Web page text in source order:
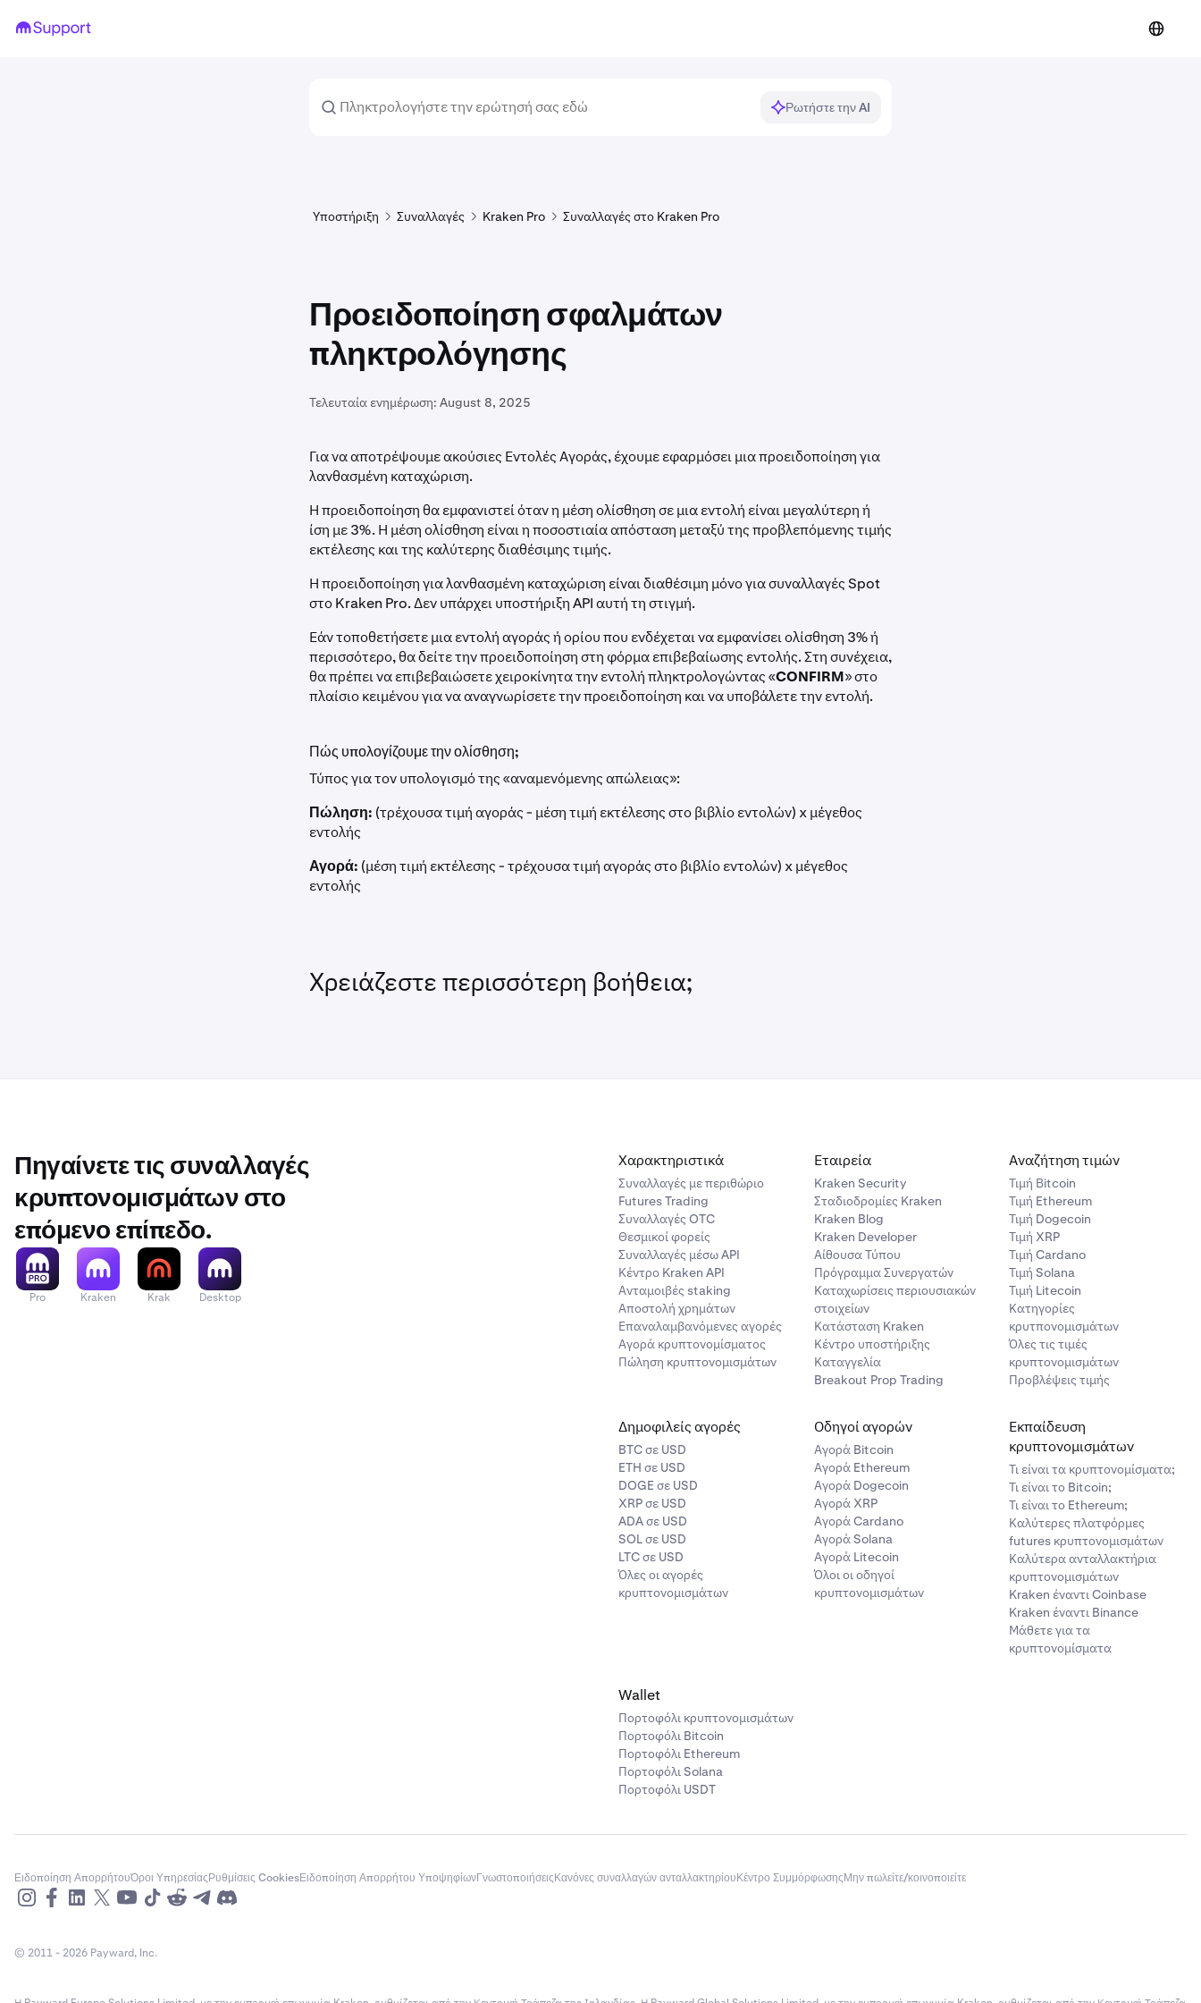
Ρωτήστε την AI
Υποστήριξη Συναλλαγές Kraken Pro Συναλλαγές στο Kraken Pro
Προειδοποίηση σφαλμάτων
πληκτρολόγησης
Τελευταία ενημέρωση: August 8, 2025
Για να αποτρέψουμε ακούσιες Εντολές Αγοράς, έχουμε εφαρμόσει μια προειδοποίηση για
λανθασμένη καταχώριση.
Η προειδοποίηση θα εμφανιστεί όταν η μέση ολίσθηση σε μια εντολή είναι μεγαλύτερη ή
ίση με 3%. Η μέση ολίσθηση είναι η ποσοστιαία απόσταση μεταξύ της προβλεπόμενης τιμής
εκτέλεσης και της καλύτερης διαθέσιμης τιμής.
Η προειδοποίηση για λανθασμένη καταχώριση είναι διαθέσιμη μόνο για συναλλαγές Spot
στο Kraken Pro. Δεν υπάρχει υποστήριξη API αυτή τη στιγμή.
Εάν τοποθετήσετε μια εντολή αγοράς ή ορίου που ενδέχεται να εμφανίσει ολίσθηση 3% ή
περισσότερο, θα δείτε την προειδοποίηση στη φόρμα επιβεβαίωσης εντολής. Στη συνέχεια,
θα πρέπει να επιβεβαιώσετε χειροκίνητα την εντολή πληκτρολογώντας «CONFIRM» στο
πλαίσιο κειμένου για να αναγνωρίσετε την προειδοποίηση και να υποβάλετε την εντολή.
Πώς υπολογίζουμε την ολίσθηση;
Τύπος για τον υπολογισμό της «αναμενόμενης απώλειας»:
Πώληση: (τρέχουσα τιμή αγοράς - μέση τιμή εκτέλεσης στο βιβλίο εντολών) x μέγεθος
εντολής
Αγορά: (μέση τιμή εκτέλεσης - τρέχουσα τιμή αγοράς στο βιβλίο εντολών) x μέγεθος
εντολής
Χρειάζεστε περισσότερη βοήθεια;
Πηγαίνετε τις συναλλαγές
κρυπτονομισμάτων στο
επόμενο επίπεδο.
Pro Kraken Krak Desktop
Χαρακτηριστικά
Συναλλαγές με περιθώριο
Futures Trading
Συναλλαγές OTC
Θεσμικοί φορείς
Συναλλαγές μέσω API
Κέντρο Kraken API
Ανταμοιβές staking
Αποστολή χρημάτων
Επαναλαμβανόμενες αγορές
Αγορά κρυπτονομίσματος
Πώληση κρυπτονομισμάτων
Εταιρεία
Kraken Security
Σταδιοδρομίες Kraken
Kraken Blog
Kraken Developer
Αίθουσα Τύπου
Πρόγραμμα Συνεργατών
Καταχωρίσεις περιουσιακών
στοιχείων
Κατάσταση Kraken
Κέντρο υποστήριξης
Καταγγελία
Breakout Prop Trading
Αναζήτηση τιμών
Τιμή Βitcoin
Τιμή Ethereum
Τιμή Dogecoin
Τιμή XRP
Τιμή Cardano
Τιμή Solana
Τιμή Litecoin
Κατηγορίες
κρυτπονομισμάτων
Όλες τις τιμές
κρυπτονομισμάτων
Προβλέψεις τιμής
Δημοφιλείς αγορές
BTC σε USD
ETH σε USD
DOGE σε USD
XRP σε USD
ADA σε USD
SOL σε USD
LTC σε USD
Όλες οι αγορές
κρυπτονομισμάτων
Οδηγοί αγορών
Αγορά Bitcoin
Αγορά Ethereum
Αγορά Dogecoin
Αγορά XRP
Αγορά Cardano
Αγορά Solana
Αγορά Litecoin
Όλοι οι οδηγοί
κρυπτονομισμάτων
Εκπαίδευση
κρυπτονομισμάτων
Τι είναι τα κρυπτονομίσματα;
Τι είναι το Bitcoin;
Τι είναι το Ethereum;
Καλύτερες πλατφόρμες
futures κρυπτονομισμάτων
Καλύτερα ανταλλακτήρια
κρυπτονομισμάτων
Kraken έναντι Coinbase
Kraken έναντι Binance
Μάθετε για τα
κρυπτονομίσματα
Wallet
Πορτοφόλι κρυπτονομισμάτων
Πορτοφόλι Bitcoin
Πορτοφόλι Ethereum
Πορτοφόλι Solana
Πορτοφόλι USDT
Ειδοποίηση ΑπορρήτουΌροι ΥπηρεσίαςΡυθμίσεις CookiesΕιδοποίηση Απορρήτου ΥποψηφίωνΓνωστοποιήσειςΚανόνες συναλλαγών ανταλλακτηρίουΚέντρο ΣυμμόρφωσηςΜην πωλείτε/κοινοποιείτε
© 2011 - 2026 Payward, Inc.